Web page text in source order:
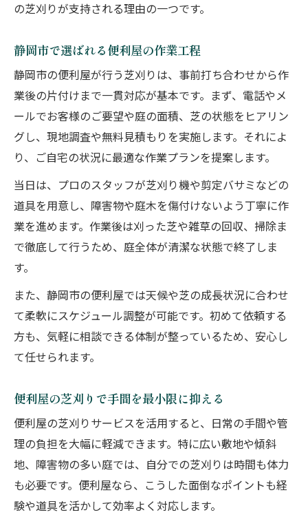
の芝刈りが支持される理由の一つです。
静岡市で選ばれる便利屋の作業工程
静岡市の便利屋が行う芝刈りは、事前打ち合わせから作
業後の片付けまで一貫対応が基本です。まず、電話やメ
ールでお客様のご要望や庭の面積、芝の状態をヒアリン
グし、現地調査や無料見積もりを実施します。それによ
り、ご自宅の状況に最適な作業プランを提案します。
当日は、プロのスタッフが芝刈り機や剪定バサミなどの
道具を用意し、障害物や庭木を傷付けないよう丁寧に作
業を進めます。作業後は刈った芝や雑草の回収、掃除ま
で徹底して行うため、庭全体が清潔な状態で終了しま
す。
また、静岡市の便利屋では天候や芝の成長状況に合わせ
て柔軟にスケジュール調整が可能です。初めて依頼する
方も、気軽に相談できる体制が整っているため、安心し
て任せられます。
便利屋の芝刈りで手間を最小限に抑える
便利屋の芝刈りサービスを活用すると、日常の手間や管
理の負担を大幅に軽減できます。特に広い敷地や傾斜
地、障害物の多い庭では、自分での芝刈りは時間も体力
も必要です。便利屋なら、こうした面倒なポイントも経
験や道具を活かして効率よく対応します。